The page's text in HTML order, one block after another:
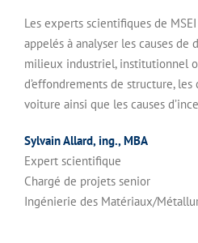
Les experts scientifiques de
appelés à analyser les causes de
milieux industriel, institutionnel
d’effondrements de structure, les
voiture ainsi que les causes
Sylvain Allard, ing., MBA
Expert scientifique
Chargé de projets senior
Ingénierie des Matériaux/